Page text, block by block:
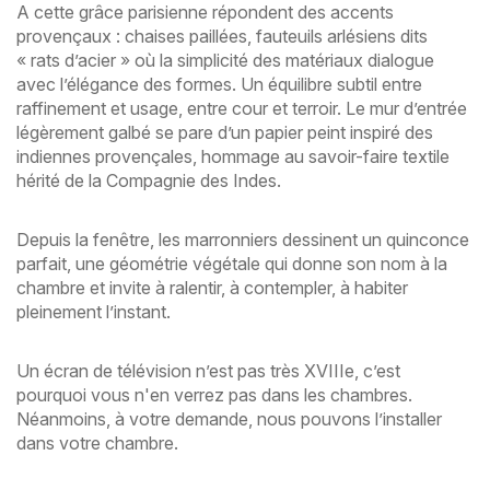
A cette grâce parisienne répondent des accents
provençaux : chaises paillées, fauteuils arlésiens dits
« rats d’acier » où la simplicité des matériaux dialogue
avec l’élégance des formes. Un équilibre subtil entre
raffinement et usage, entre cour et terroir. Le mur d’entrée
légèrement galbé se pare d’un papier peint inspiré des
indiennes provençales, hommage au savoir-faire textile
hérité de la Compagnie des Indes.
Depuis la fenêtre, les marronniers dessinent un quinconce
parfait, une géométrie végétale qui donne son nom à la
chambre et invite à ralentir, à contempler, à habiter
pleinement l’instant.
Un écran de télévision n’est pas très XVIIIe, c’est
pourquoi vous n'en verrez pas dans les chambres.
Néanmoins, à votre demande, nous pouvons l’installer
dans votre chambre.